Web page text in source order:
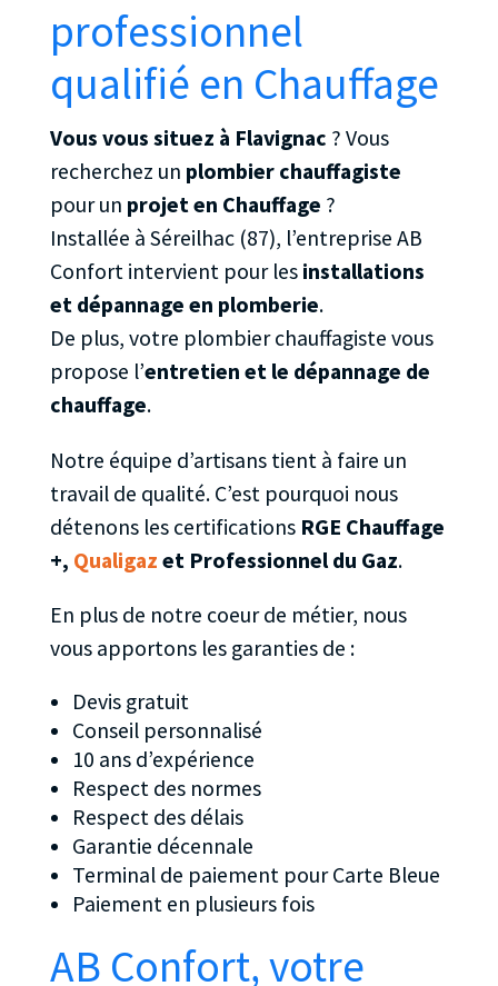
professionnel
qualifié en Chauffage
Vous vous situez à Flavignac ? Vous
recherchez un plombier chauffagiste
pour un projet en Chauffage ?
Installée à Séreilhac (87), l’entreprise AB
Confort intervient pour les installations
et dépannage en plomberie.
De plus, votre plombier chauffagiste vous
propose l’entretien et le dépannage de
chauffage.
Notre équipe d’artisans tient à faire un
travail de qualité. C’est pourquoi nous
détenons les certifications RGE Chauffage
+, Qualigaz et Professionnel du Gaz.
En plus de notre coeur de métier, nous
vous apportons les garanties de :
Devis gratuit
Conseil personnalisé
10 ans d’expérience
Respect des normes
Respect des délais
Garantie décennale
Terminal de paiement pour Carte Bleue
Paiement en plusieurs fois
AB Confort, votre